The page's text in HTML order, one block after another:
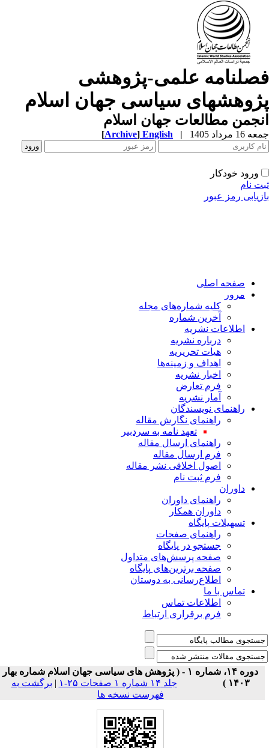
علمی-پژوهشی
سیاسی جهان اسلام
مطالعات جهان اسلام
مرداد 1405 |
English
[Archive]
ورود خودکار
نام
رمز عبور
صفحه اصلی
مرور
کلیه شماره‌های مجله
آخرین شماره
اطلاعات نشریه
درباره نشریه
هیات تحریریه
اهداف و زمینه‌ها
اخبار نشریه
فرم تعارض
آمار نشریه
راهنمای نویسندگان
راهنمای نگارش مقاله
تعهد نامه به سردبیر
راهنمای ارسال مقاله
فرم ارسال مقاله
اصول اخلاقی نشر مقاله
فرم ثبت نام
داوران
راهنمای داوران
داوران همکار
تسهیلات پایگاه
راهنمای صفحات
جستجو در پایگاه
صفحه پرسش‌های متداول
صفحه برترین‌های پایگاه
اطلاع‌رسانی به دوستان
تماس با ما
اطلاعات تماس
فرم برقراری ارتباط
دوره ۱۴، شماره ۱ - ( پژوهش های سیاسی جهان اسلام شماره بهار
۱۴۰۳ )
جلد ۱۴ شماره ۱ صفحات ۲۵-۱ | برگشت به
فهرست نسخه ها